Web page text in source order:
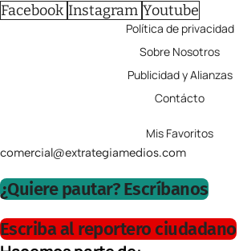
Facebook Instagram Youtube
Política de privacidad
Sobre Nosotros
Publicidad y Alianzas
Contácto
Mis Favoritos
comercial@extrategiamedios.com
¿Quiere pautar? Escríbanos
Escriba al reportero ciudadano